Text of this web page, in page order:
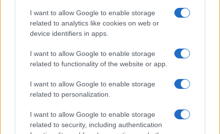
I want to allow Google to enable storage
related to analytics like cookies on web or
device identifiers in apps.
I want to allow Google to enable storage
related to functionality of the website or app.
I want to allow Google to enable storage
related to personalization.
I want to allow Google to enable storage
related to security, including authentication
Več iz kraja Dravograd
Kovinska ograja po meri: kako
izbrati material, polnilo in
izvedbo
Z vlakom po Koroški: Manj